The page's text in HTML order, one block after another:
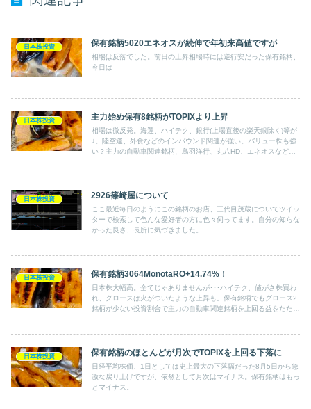
日本株投資 保有銘柄5020エネオスが続伸で年初来高値ですが
相場は反落でした。前日の上昇相場時には逆行安だった保有銘柄、
今日は･･･
日本株投資 主力始め保有8銘柄がTOPIXより上昇
相場は微反発。海運、ハイテク、銀行(上場直後の楽天銀除く)等が
↓。陸空運、外食などのインバウンド関連が強い。バリュー株も強
い？主力の自動車関連銘柄、鳥羽洋行、丸八HD、エネオスなども
日本株投資 2926篠崎屋について
ここ最近毎日のようにこの銘柄のお店、三代目茂蔵についてツイッ
ターで検索して色んな愛好者の方に色々伺ってます。自分の知らな
かった良さ、長所に気づきました。
日本株投資 保有銘柄3064MonotaRO+14.74%！
日本株大幅高。全てじゃありませんが･･･ハイテク、値がさ株買わ
れ、グロースは火がついたような上昇も。保有銘柄でもグロース2
銘柄が少ない投資割合で主力の自動車関連銘柄を上回る益をたたき
日本株投資 保有銘柄のほとんどが月次でTOPIXを上回る下落に
日経平均株価、1日としては史上最大の下落幅だった8月5日から急
激な戻り上げですが、依然として月次はマイナス。保有銘柄はもっ
とマイナス。